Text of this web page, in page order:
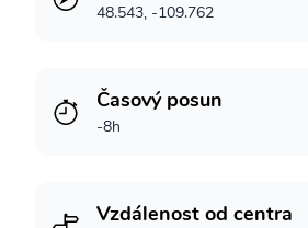
48.543, -109.762
Časový posun
-8h
Vzdálenost od centra